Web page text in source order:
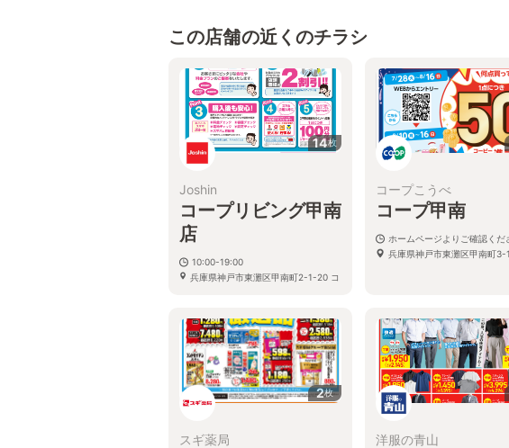
この店舗の近くのチラシ
14枚
Joshin
コープリビング甲南
店
10:00-19:00
兵庫県神戸市東灘区甲南町2-1-20 コ
コープこうべ
コープ甲南
ホームページよりご確認くだ
兵庫県神戸市東灘区甲南町3-
2枚
スギ薬局 洋服の青山